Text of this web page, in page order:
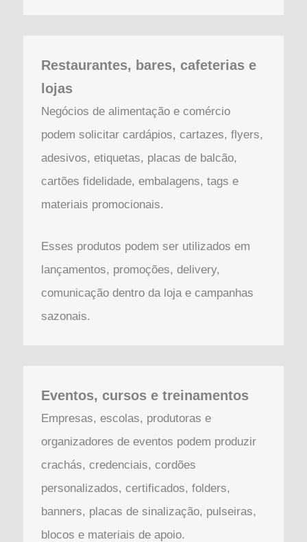
Restaurantes, bares, cafeterias e
lojas
Negócios de alimentação e comércio
podem solicitar cardápios, cartazes, flyers,
adesivos, etiquetas, placas de balcão,
cartões fidelidade, embalagens, tags e
materiais promocionais.
Esses produtos podem ser utilizados em
lançamentos, promoções, delivery,
comunicação dentro da loja e campanhas
sazonais.
Eventos, cursos e treinamentos
Empresas, escolas, produtoras e
organizadores de eventos podem produzir
crachás, credenciais, cordões
personalizados, certificados, folders,
banners, placas de sinalização, pulseiras,
blocos e materiais de apoio.